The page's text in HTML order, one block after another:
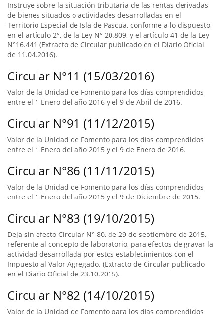
Instruye sobre la situación tributaria de las rentas derivadas
de bienes situados o actividades desarrolladas en el
Territorio Especial de Isla de Pascua, conforme a lo dispuesto
en el artículo 2°, de la Ley N° 20.809, y el artículo 41 de la Ley
N°16.441 (Extracto de Circular publicado en el Diario Oficial
de 11.04.2016).
Circular N°11 (15/03/2016)
Valor de la Unidad de Fomento para los días comprendidos
entre el 1 Enero del año 2016 y el 9 de Abril de 2016.
Circular N°91 (11/12/2015)
Valor de la Unidad de Fomento para los días comprendidos
entre el 1 Enero del año 2015 y el 9 de Enero de 2016.
Circular N°86 (11/11/2015)
Valor de la Unidad de Fomento para los días comprendidos
entre el 1 Enero del año 2015 y el 9 de Diciembre de 2015.
Circular N°83 (19/10/2015)
Deja sin efecto Circular N° 80, de 29 de septiembre de 2015,
referente al concepto de laboratorio, para efectos de gravar la
actividad desarrollada por estos establecimientos con el
Impuesto al Valor Agregado. (Extracto de Circular publicado
en el Diario Oficial de 23.10.2015).
Circular N°82 (14/10/2015)
Valor de la Unidad de Fomento para los días comprendidos